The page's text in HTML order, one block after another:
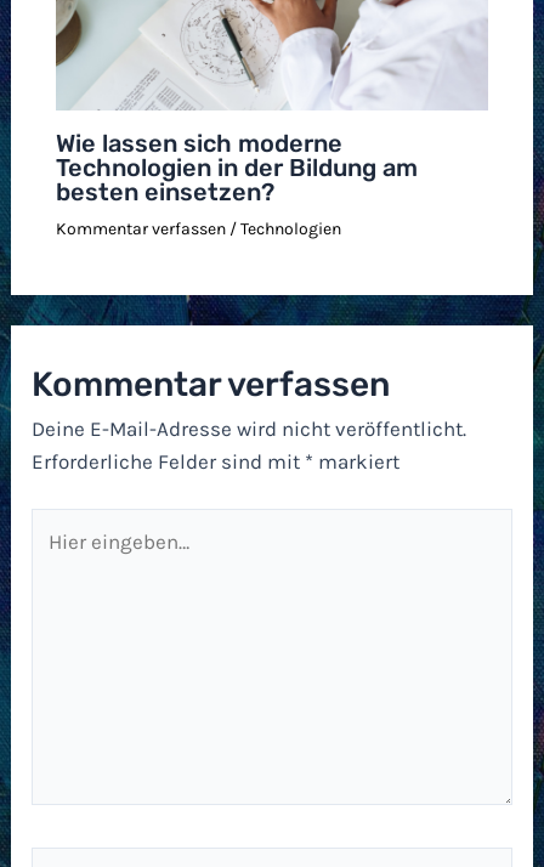
Wie lassen sich moderne
Technologien in der Bildung am
besten einsetzen?
Kommentar verfassen /Technologien
Kommentar verfassen
Deine E-Mail-Adresse wird nicht veröffentlicht.
Erforderliche Felder sind mit * markiert
eingeben…